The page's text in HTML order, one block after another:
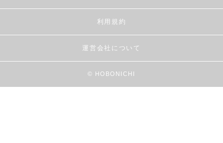
利用規約
運営会社について
© HOBONICHI